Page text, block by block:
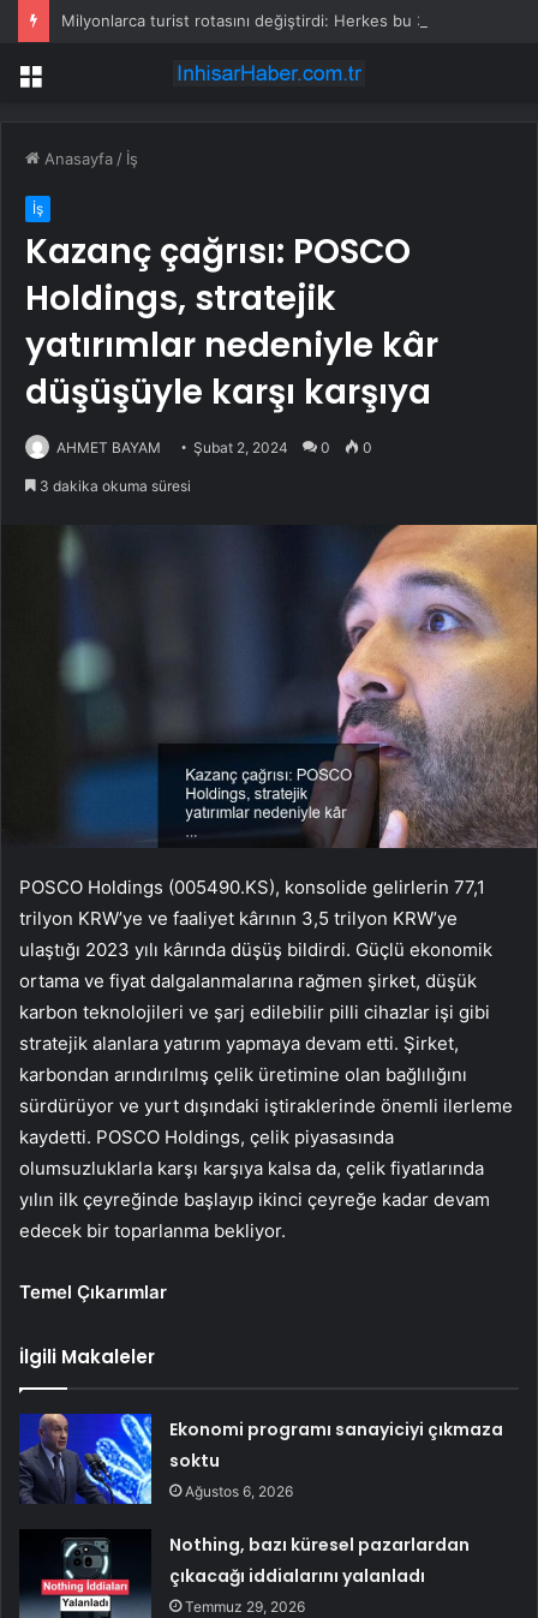
Menü
Anasayfa / İş
İş
Kazanç çağrısı: POSCO
Holdings, stratejik
yatırımlar nedeniyle kâr
düşüşüyle ​​​​karşı karşıya
AHMET BAYAM Şubat 2, 2024 0 0
3 dakika okuma süresi
POSCO Holdings (005490.KS), konsolide gelirlerin 77,1
trilyon KRW’ye ve faaliyet kârının 3,5 trilyon KRW’ye
ulaştığı 2023 yılı kârında düşüş bildirdi. Güçlü ekonomik
ortama ve fiyat dalgalanmalarına rağmen şirket, düşük
karbon teknolojileri ve şarj edilebilir pilli cihazlar işi gibi
stratejik alanlara yatırım yapmaya devam etti. Şirket,
karbondan arındırılmış çelik üretimine olan bağlılığını
sürdürüyor ve yurt dışındaki iştiraklerinde önemli ilerleme
kaydetti. POSCO Holdings, çelik piyasasında
olumsuzluklarla karşı karşıya kalsa da, çelik fiyatlarında
yılın ilk çeyreğinde başlayıp ikinci çeyreğe kadar devam
edecek bir toparlanma bekliyor.
Temel Çıkarımlar
İlgili Makaleler
Ekonomi programı sanayiciyi çıkmaza
soktu
Ağustos 6, 2026
Nothing, bazı küresel pazarlardan
çıkacağı iddialarını yalanladı
Temmuz 29, 2026